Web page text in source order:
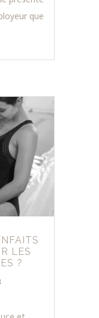
que
LES
?